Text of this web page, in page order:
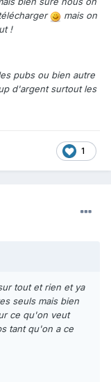
mais on
!
pubs ou bien autre
d'argent surtout les
1
tout et rien et ya
seuls mais bien
ce qu'on veut
tant qu'on a ce